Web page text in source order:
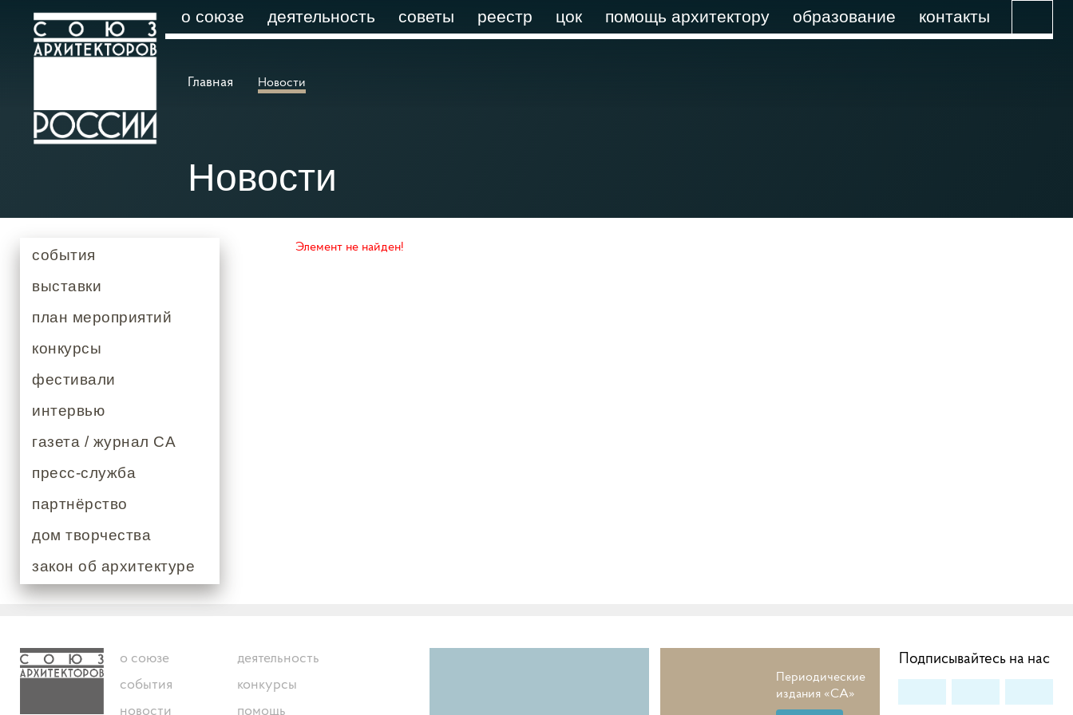
о союзе деятельность советы реестр цок помощь архитектору образование контакты
Главная Новости
Новости
события
выставки
план мероприятий
конкурсы
фестивали
интервью
газета / журнал СА
пресс-служба
партнёрство
дом творчества
закон об архитектуре
Элемент не найден!
о союзе
события
новости
деятельность
конкурсы
помощь
Подписывайтесь на нас
Периодические
издания «СА»